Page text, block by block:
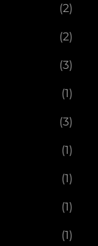
(2)
(2)
(3)
(1)
(3)
(1)
(1)
(1)
(1)